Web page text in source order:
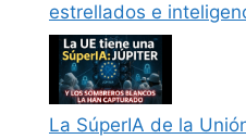
estrellados e
La SúperIA de la